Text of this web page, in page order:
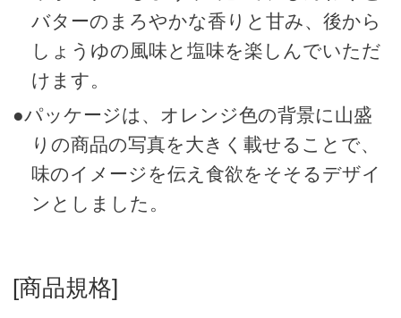
バターのまろやかな香りと甘み、後から
しょうゆの風味と塩味を楽しんでいただ
けます。
●パッケージは、オレンジ色の背景に山盛
りの商品の写真を大きく載せることで、
味のイメージを伝え食欲をそそるデザイ
ンとしました。
[商品規格]